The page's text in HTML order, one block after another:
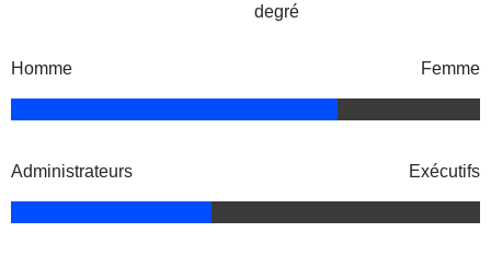
degré
Homme Femme
Administrateurs Exécutifs